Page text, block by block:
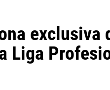
exclusiva
Liga